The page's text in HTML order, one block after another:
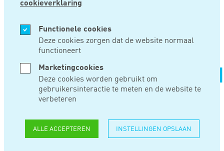
cookieverklaring
Functionele cookies
Deze cookies zorgen dat de website normaal
functioneert
Marketingcookies
Deze cookies worden gebruikt om
gebruikersinteractie te meten en de website te
verbeteren
ALLE ACCEPTEREN INSTELLINGEN OPSLAAN
NOV 20, 2015
EXTRA
TEGEMOETKOMINGEN
IN HET
BELASTINGPLAN
2016